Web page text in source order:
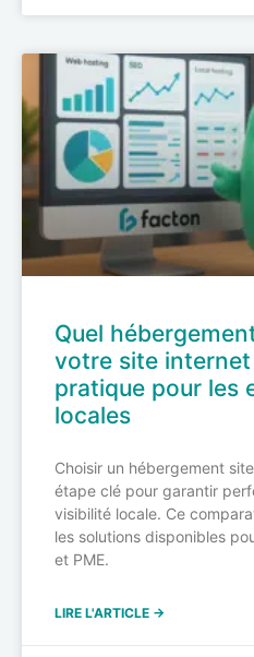
Quel
votre site
pratique pour les
locales
Choisir un hébergement
étape clé pour garantir
visibilité locale. Ce
les solutions disponibles
et PME.
LIRE L'ARTICLE →